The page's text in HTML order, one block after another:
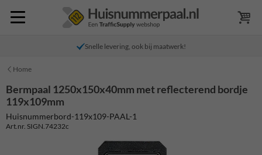
Snelle levering, ook bij maatwerk!
Home
Bermpaal 1250x150x40mm met reflecterend bordje
119x109mm
Huisnummerbord-119x109-PAAL-1
Art.nr. SIGN.74232c